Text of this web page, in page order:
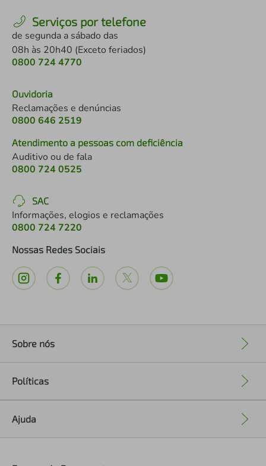
Serviços por telefone
de segunda a sábado das
08h às 20h40 (Exceto feriados)
0800 724 4770
Ouvidoria
Reclamações e denúncias
0800 646 2519
Atendimento a pessoas com deficiência
Auditivo ou de fala
0800 724 0525
SAC
Informações, elogios e reclamações
0800 724 7220
Nossas Redes Sociais
Sobre nós
Políticas
Ajuda